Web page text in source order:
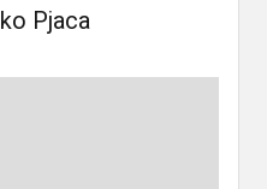
Pjaca